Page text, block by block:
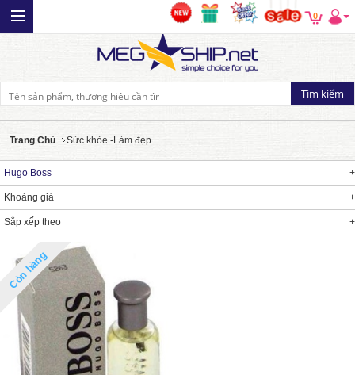
0
Trang Chủ Sức khỏe -Làm đẹp
Hugo Boss
Khoảng giá
Sắp xếp theo
Còn hàng